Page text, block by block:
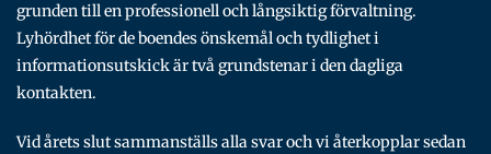
grunden till en professionell och långsiktig förvaltning.
Lyhördhet för de boendes önskemål och tydlighet i
informationsutskick är två grundstenar i den dagliga
kontakten.
Vid årets slut sammanställs alla svar och vi återkopplar sedan